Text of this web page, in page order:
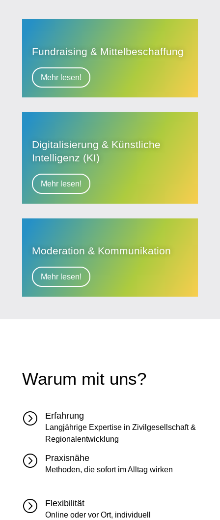
Fundraising & Mittelbeschaffung
Mehr lesen!
Digitalisierung & Künstliche
Intelligenz (KI)
Mehr lesen!
Moderation & Kom­muni­kation
Mehr lesen!
Warum mit uns?
= Erfahrung
Langjährige Expertise in Zivilgesellschaft &
Regionalentwicklung
= Praxisnähe
Methoden, die sofort im Alltag wirken
= Flexibilität
Online oder vor Ort, individuell